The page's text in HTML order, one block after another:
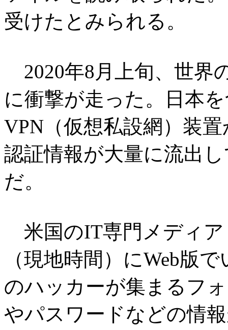
受けたとみられる。
2020年8月上旬、世界
に衝撃が走った。日本
VPN（仮想私設網）装
認証情報が大量に流出
だ。
米国のIT専門メディア
（現地時間）にWeb版
のハッカーが集まるフ
やパスワードなどの情